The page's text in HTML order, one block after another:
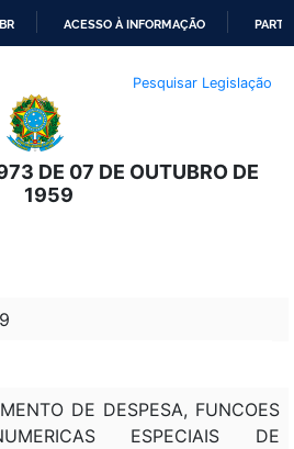
O
CONTEÚDO
ACESSO À INFORMAÇÃO
Pesquisar Legislação
DE 07 DE OUTUBRO DE
1959
DE DESPESA, FUNCOES
ESPECIAIS DE